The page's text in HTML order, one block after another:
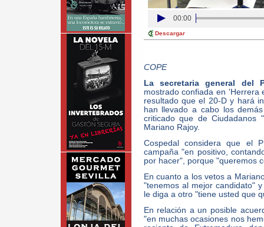
00:00
Descargar
COPE
La secretaria general del
mostrado confiada en 'Herrera
resultado que el 20-D y hará
han llevado a cabo los
criticado que de Ciudadanos
Mariano Rajoy.
Cospedal considera que el
campaña "en positivo,
por hacer", porque "queremos
En cuanto a los vetos a
"tenemos al mejor candidato"
le diga a otro "tiene usted que
En relación a un posible
"en muchas ocasiones nos